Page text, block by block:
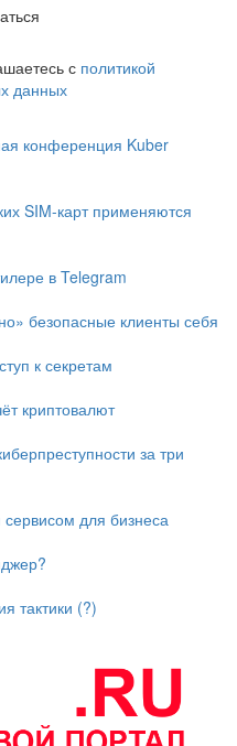
с политикой
данных
конференция Kuber
SIM-карт применяются
в Telegram
безопасные клиенты себя
к секретам
криптовалют
за три
сервисом для бизнеса
тактики (?)